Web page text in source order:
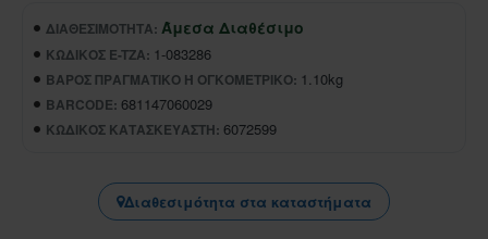
ΔΙΑΘΕΣΙΜΌΤΗΤΑ: Άμεσα Διαθέσιμο
ΚΩΔΙΚΌΣ E-TZA: 1-083286
ΒΆΡΟΣ ΠΡΑΓΜΑΤΙΚΌ Ή ΟΓΚΟΜΕΤΡΙΚΌ: 1.10kg
BARCODE: 681147060029
ΚΩΔΙΚΌΣ ΚΑΤΑΣΚΕΥΑΣΤΉ: 6072599
Διαθεσιμότητα στα καταστήματα